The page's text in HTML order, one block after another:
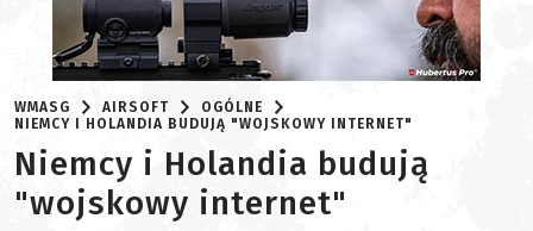
WMASG AIRSOFT
OGÓLNE
NIEMCY I HOLANDIA BUDUJĄ "WOJSKOWY INTERNET"
Niemcy i Holandia budują
"wojskowy internet"